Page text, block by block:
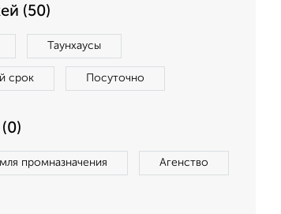
(50)
Таунхаусы
срок Посуточно
промназначения Агенство